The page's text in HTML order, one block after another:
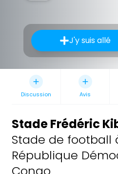
J'y suis allé
Discussion Avis
Stade Frédéric
Stade de football
République
Congo